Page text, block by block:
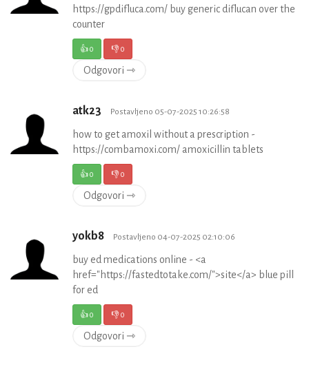
https://gpdifluca.com/ buy generic diflucan over the
counter
👍0 👎0
Odgovori ⇾
atk23 Postavljeno 05-07-2025 10:26:58
how to get amoxil without a prescription -
https://combamoxi.com/ amoxicillin tablets
👍0 👎0
Odgovori ⇾
yokb8 Postavljeno 04-07-2025 02:10:06
buy ed medications online - <a
href="https://fastedtotake.com/">site</a> blue pill
for ed
👍0 👎0
Odgovori ⇾